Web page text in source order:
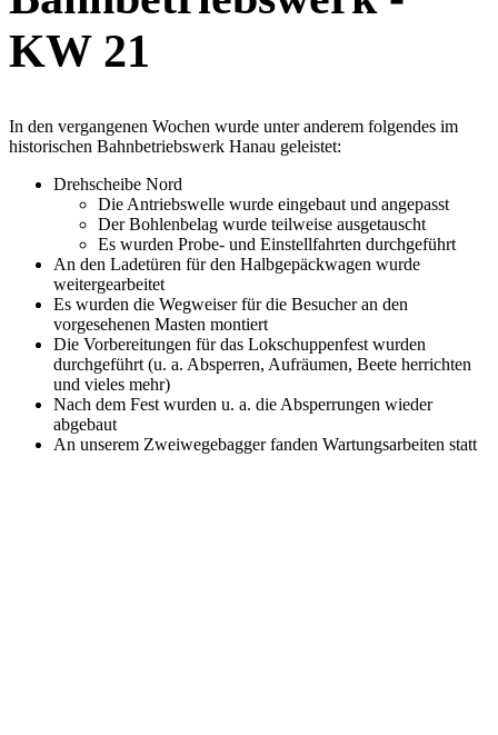
KW 21
In den vergangenen Wochen wurde unter anderem folgendes im
historischen Bahnbetriebswerk Hanau geleistet:
Drehscheibe Nord
Die Antriebswelle wurde eingebaut und angepasst
Der Bohlenbelag wurde teilweise ausgetauscht
Es wurden Probe- und Einstellfahrten durchgeführt
An den Ladetüren für den Halbgepäckwagen wurde
weitergearbeitet
Es wurden die Wegweiser für die Besucher an den
vorgesehenen Masten montiert
Die Vorbereitungen für das Lokschuppenfest wurden
durchgeführt (u. a. Absperren, Aufräumen, Beete herrichten
und vieles mehr)
Nach dem Fest wurden u. a. die Absperrungen wieder
abgebaut
An unserem Zweiwegebagger fanden Wartungsarbeiten statt